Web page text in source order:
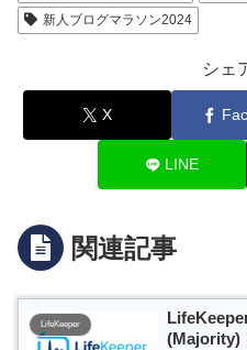
新人ブログマラソン2024
シェ
X
LINE
関連記事
LifeKeeper
(Majority)